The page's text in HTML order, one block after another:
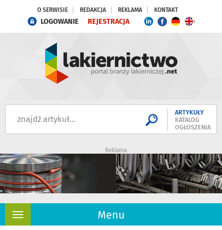
O SERWISIE REDAKCJA REKLAMA KONTAKT
LOGOWANIE REJESTRACJA
ARTYKUŁY
KATALOG
OGŁOSZENIA
Reklama
Menu
Rozwiń